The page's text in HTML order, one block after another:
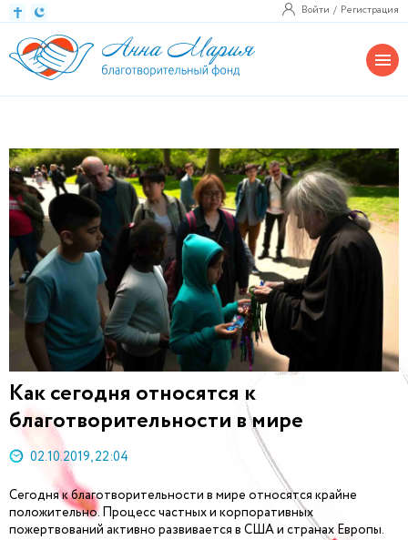
Войти Регистрация
Как сегодня относятся к
благотворительности в мире
02.10.2019, 22:04
Сегодня к благотворительности в мире относятся крайне
положительно. Процесс частных и корпоративных
пожертвований активно развивается в США и странах Европы.